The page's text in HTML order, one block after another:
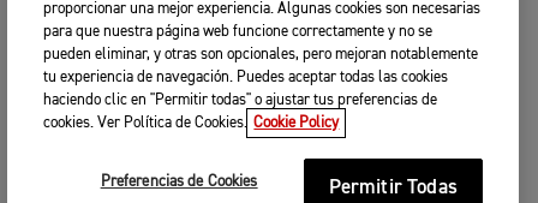
MOTOCICLETAS| 28TH MAR. 2024
SE AVECINA TORMENTA
MOTOCICLETAS|28TH MAR. 2024
EDICIÓN ESPECIAL DE LA TRIDENT 660
proporcionar una mejor experiencia. Algunas cookies son necesarias
para que nuestra página web funcione correctamente y no se
pueden eliminar, y otras son opcionales, pero mejoran notablemente
tu experiencia de navegación. Puedes aceptar todas las cookies
haciendo clic en "Permitir todas" o ajustar tus preferencias de
cookies. Ver Política de Cookies. Cookie Policy
Preferencias de Cookies Permitir Todas